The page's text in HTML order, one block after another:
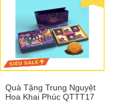
Quà Tặng Trung Nguyệt
Hoa Khai Phúc QTTT17